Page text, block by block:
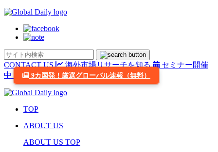
CONTACT US 海外市場リサーチを知る
セミナー開催
中
9カ国発！厳選グローバル速報（無料）
TOP
ABOUT US
ABOUT US TOP